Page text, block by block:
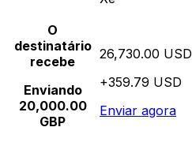
O
destinatário
recebe
Enviando
20,000.00
GBP
26,730.00 USD
+359.79 USD
Enviar agora